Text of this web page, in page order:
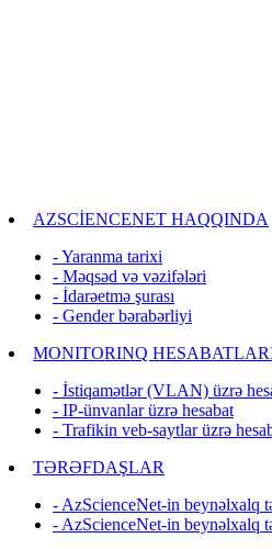
AZSCİENCENET HAQQINDA
- Yaranma tarixi
- Məqsəd və vəzifələri
- İdarəetmə şurası
- Gender bərabərliyi
MONITORINQ
- İstiqamətlər (VLAN) üzrə
- IP-ünvanlar üzrə hesabat
- Trafikin veb-saytlar üzrə
TƏRƏFDAŞLAR
- AzScienceNet-in beynəlxalq
- AzScienceNet-in beynəlxalq